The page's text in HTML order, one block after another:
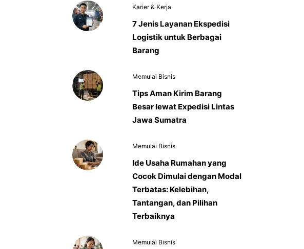
Karier & Kerja
7 Jenis Layanan Ekspedisi
Logistik untuk Berbagai
Barang
Memulai Bisnis
Tips Aman Kirim Barang
Besar lewat Expedisi Lintas
Jawa Sumatra
Memulai Bisnis
Ide Usaha Rumahan yang
Cocok Dimulai dengan Modal
Terbatas: Kelebihan,
Tantangan, dan Pilihan
Terbaiknya
Memulai Bisnis